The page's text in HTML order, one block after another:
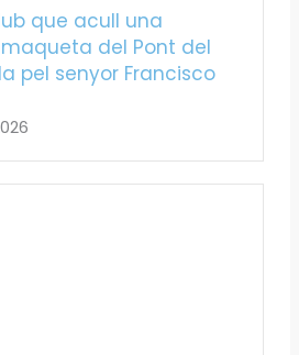
que acull una
del Pont del
pel senyor Francisco